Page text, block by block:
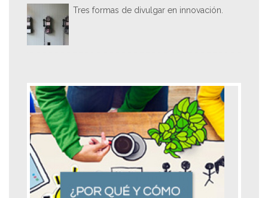
Tres formas de divulgar en innovación.